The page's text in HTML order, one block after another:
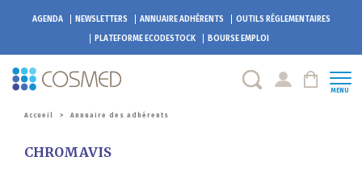
AGENDA NEWSLETTERS ANNUAIRE ADHÉRENTS
OUTILS RÉGLEMENTAIRES
PLATEFORMEECODESTOCK BOURSE EMPLOI
MENU
Accueil > Annuaire des adhérents
CHROMAVIS